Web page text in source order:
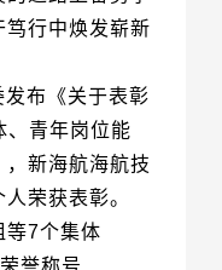
荣获表彰。
等7个集体
誉称号